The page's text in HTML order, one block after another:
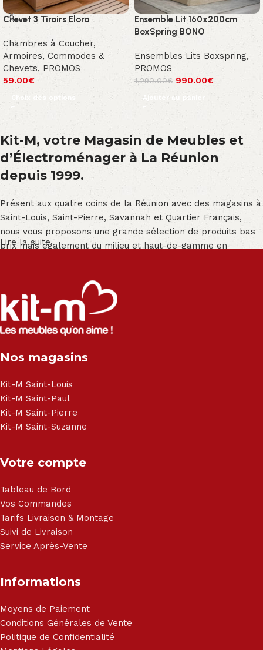
Chevet 3 Tiroirs Elora
Chambres à Coucher,
Armoires, Commodes &
Chevets, PROMOS
59.00€
Choix des options
Ensemble Lit 160x200cm
BoxSpring BONO
Ensembles Lits Boxspring,
PROMOS
1,290.00€ 990.00€
Ajouter au panier
Kit-M, votre Magasin de Meubles et
d’Électroménager à La Réunion
depuis 1999.
Présent aux quatre coins de la Réunion avec des magasins à
Saint-Louis, Saint-Pierre, Savannah et Quartier Français,
nous vous proposons une grande sélection de produits bas
prix mais également du milieu et haut-de-gamme en
Salon angle - Salon convertible - Salon relax - Canapé -
Canapé lit - Cuisine sur-mesure - Fauteuil - Armoire - Table
et chaise - Meuble de salle de bain - Literie - Lit - Bureau -
Électroménager - Télévision led - Réfrigérateur -
- Matelas - Hifi Hitachi, LG, Sharp, Philips, Bosh, Moulinex,
Haier, Sony, Cecotec, Westpoint, Dyson.
Lire la suite
Nos magasins
Kit-M Saint-Louis
Kit-M Saint-Paul
Kit-M Saint-Pierre
Kit-M Saint-Suzanne
Votre compte
Tableau de Bord
Vos Commandes
Tarifs Livraison & Montage
Suivi de Livraison
Service Après-Vente
Informations
Moyens de Paiement
Conditions Générales de Vente
Politique de Confidentialité